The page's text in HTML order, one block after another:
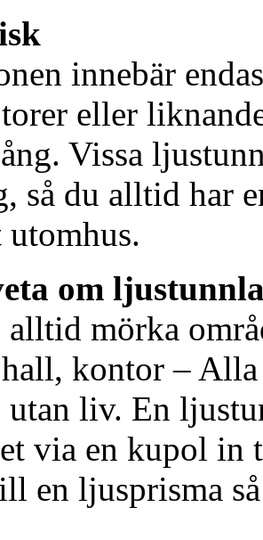
innebär
eller
Vissa
så du alltid har
om
mörka
kontor – Alla
utan liv. En
via en kupol in
en ljusprisma